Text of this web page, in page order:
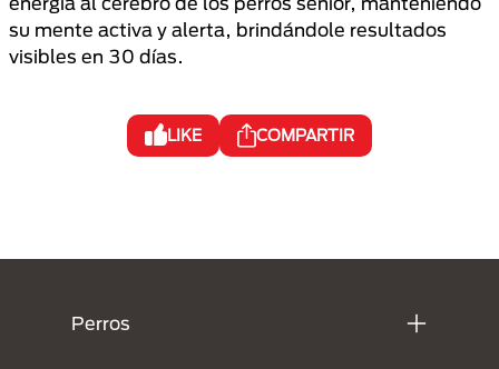
su mente activa y alerta, brindándole resultados
visibles en 30 días.
LIKE COMPARTIR
Perros